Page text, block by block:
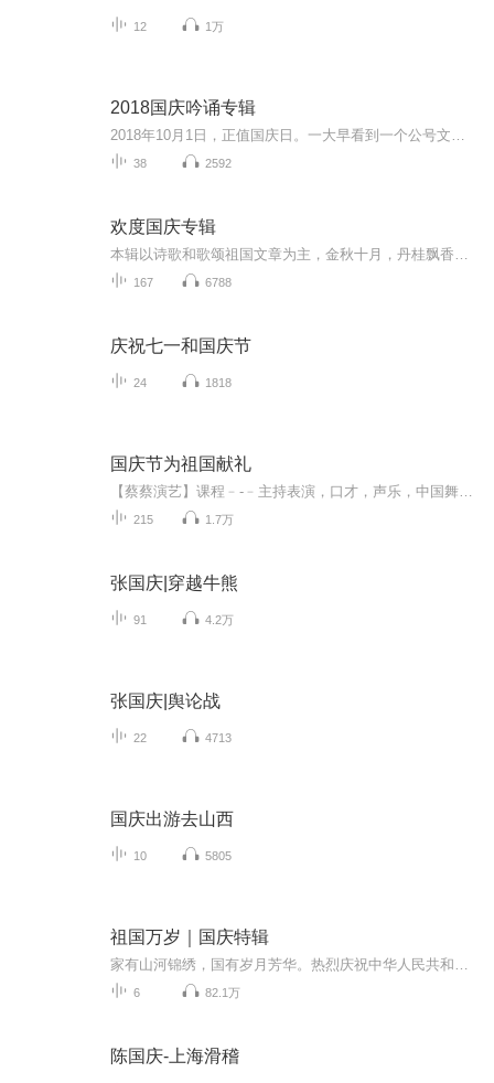
12 1万
2018国庆吟诵专辑
38 2592
欢度国庆专辑
167 6788
庆祝七一和国庆节
24 1818
国庆节为祖国献礼
215 1.7万
张国庆|穿越牛熊
91 4.2万
张国庆|舆论战
22 4713
国庆出游去山西
10 5805
祖国万岁｜国庆特辑
6 82.1万
陈国庆-上海滑稽